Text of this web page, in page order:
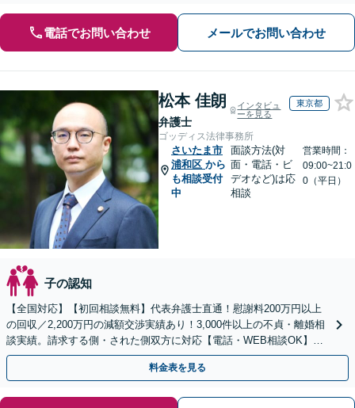
電話でお問い合わせ メールでお問い合わせ
松本 佳朗
弁護士
インタビュ
ーを見る
東京都
ゴッディス法律事務所
さいたま市
浦和区 から
も相談受付
中
面談方法(対
面・電話・ビ
デオなど)は応
相談
営業時間：
09:00~21:0
0（平日）
子の認知
【全国対応】【初回相談無料】代表弁護士直通！慰謝料200万円以上
の回収／2,200万円の減額交渉実績あり！3,000件以上の不貞・離婚相
談実績。請求する側・された側双方に対応【電話・WEB相談OK】
【即日介入】慰謝料請求と離婚の同時対応可
料金表を見る